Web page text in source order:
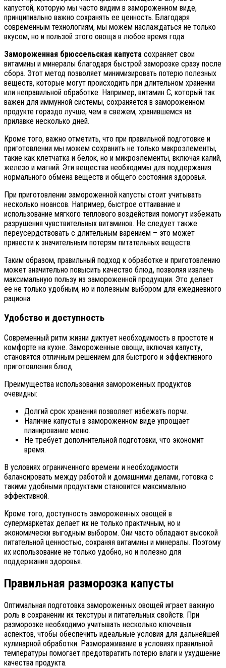
капустой, которую мы часто видим в замороженном виде,
принципиально важно сохранять ее ценность. Благодаря
современным технологиям, мы можем наслаждаться не только
вкусом, но и пользой этого овоща в любое время года.
Замороженная брюссельская капуста сохраняет свои
витамины и минералы благодаря быстрой заморозке сразу после
сбора. Этот метод позволяет минимизировать потерю полезных
веществ, которые могут происходить при длительном хранении
или неправильной обработке. Например, витамин C, который так
важен для иммунной системы, сохраняется в замороженном
продукте гораздо лучше, чем в свежем, хранившемся на
прилавке несколько дней.
Кроме того, важно отметить, что при правильной подготовке и
приготовлении мы можем сохранить не только макроэлементы,
такие как клетчатка и белок, но и микроэлементы, включая калий,
железо и магний. Эти вещества необходимы для поддержания
нормального обмена веществ и общего состояния здоровья.
При приготовлении замороженной капусты стоит учитывать
несколько нюансов. Например, быстрое оттаивание и
использование мягкого теплового воздействия помогут избежать
разрушения чувствительных витаминов. Не следует также
переусердствовать с длительным варением – это может
привести к значительным потерям питательных веществ.
Таким образом, правильный подход к обработке и приготовлению
может значительно повысить качество блюд, позволяя извлечь
максимальную пользу из замороженной продукции. Это делает
ее не только удобным, но и полезным выбором для ежедневного
рациона.
Удобство и доступность
Современный ритм жизни диктует необходимость в простоте и
комфорте на кухне. Замороженные овощи, включая капусту,
становятся отличным решением для быстрого и эффективного
приготовления блюд.
Преимущества использования замороженных продуктов
очевидны:
Долгий срок хранения позволяет избежать порчи.
Наличие капусты в замороженном виде упрощает
планирование меню.
Не требует дополнительной подготовки, что экономит
время.
В условиях ограниченного времени и необходимости
балансировать между работой и домашними делами, готовка с
такими удобными продуктами становится максимально
эффективной.
Кроме того, доступность замороженных овощей в
супермаркетах делает их не только практичным, но и
экономически выгодным выбором. Они часто обладают высокой
питательной ценностью, сохраняя витамины и минералы. Поэтому
их использование не только удобно, но и полезно для
поддержания здоровья.
Правильная разморозка капусты
Оптимальная подготовка замороженных овощей играет важную
роль в сохранении их текстуры и питательных свойств. При
разморозке необходимо учитывать несколько ключевых
аспектов, чтобы обеспечить идеальные условия для дальнейшей
кулинарной обработки. Размораживание в условиях правильной
температуры помогает предотвратить потерю влаги и ухудшение
качества продукта.